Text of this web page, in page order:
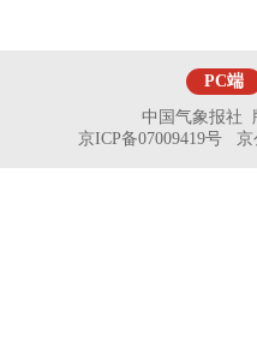
PC端
中国气象报社
京ICP备07009419号 京